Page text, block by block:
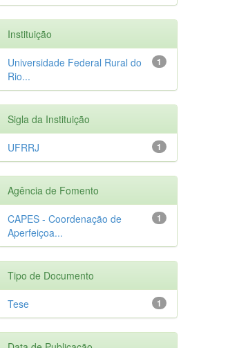
Instituição
1
Universidade Federal Rural do
Rio...
Sigla da Instituição
1
UFRRJ
Agência de Fomento
1
CAPES - Coordenação de
Aperfeiçoa...
Tipo de Documento
1
Tese